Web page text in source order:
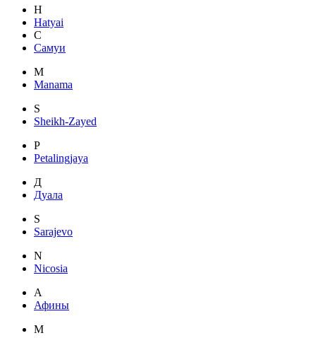
H
Hatyai
С
Самуи
M
Manama
S
Sheikh-Zayed
P
Petalingjaya
Д
Дуала
S
Sarajevo
N
Nicosia
А
Афины
M